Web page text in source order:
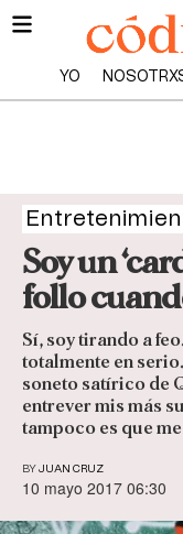
YO
Soy un
follo
Sí, soy tirando a
totalmente en
soneto satírico de
entrever mis más
tampoco es que
BY JUAN CRUZ
10 mayo 2017 06:30